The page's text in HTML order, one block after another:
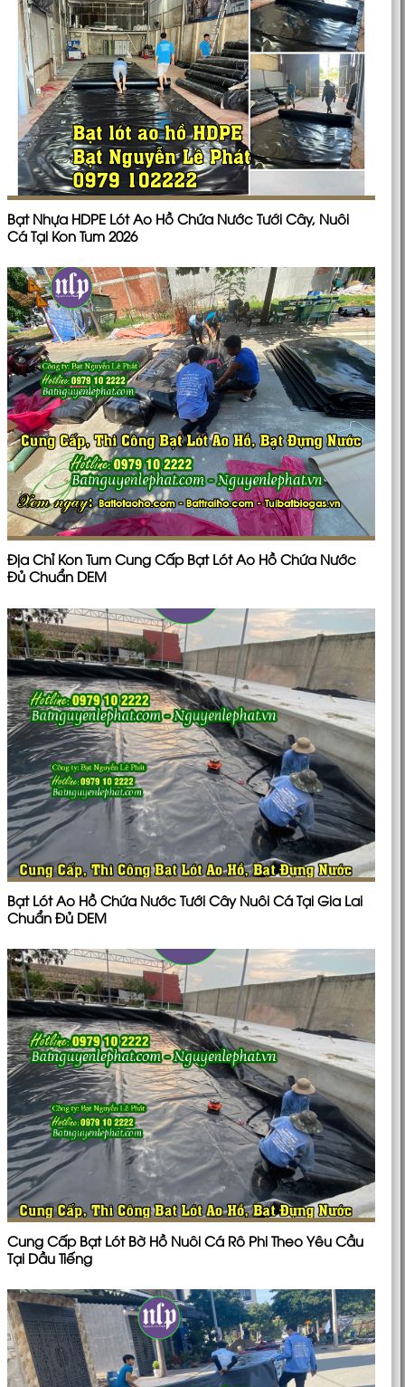
Bạt Nhựa HDPE Lót Ao Hồ Chứa Nước Tưới Cây, Nuôi
Cá Tại Kon Tum 2026
Địa Chỉ Kon Tum Cung Cấp Bạt Lót Ao Hồ Chứa Nước
Đủ Chuẩn DEM
Bạt Lót Ao Hồ Chứa Nước Tưới Cây Nuôi Cá Tại Gia Lai
Chuẩn Đủ DEM
Cung Cấp Bạt Lót Bờ Hồ Nuôi Cá Rô Phi Theo Yêu Cầu
Tại Dầu Tiếng